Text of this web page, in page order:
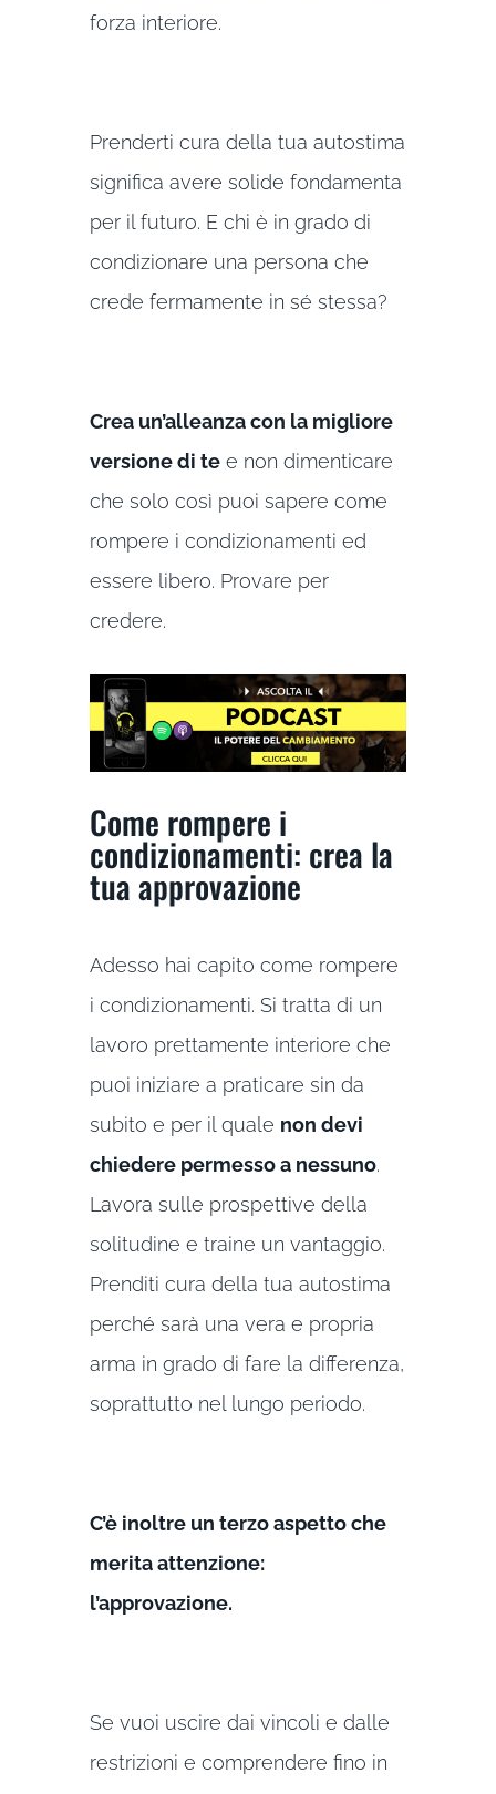
forza interiore.
Prenderti cura della tua autostima
significa avere solide fondamenta
per il futuro. E chi è in grado di
condizionare una persona che
crede fermamente in sé stessa?
Crea un’alleanza con la migliore
versione di tee non dimenticare
che solo così puoi sapere come
rompere i condizionamenti ed
essere libero. Provare per
credere.
Come rompere i
condizionamenti: crea la
tua approvazione
Adesso hai capito come rompere
i condizionamenti. Si tratta di un
lavoro prettamente interiore che
puoi iniziare a praticare sin da
subito e per il quale non devi
chiedere permesso a nessuno.
Lavora sulle prospettive della
solitudine e traine un vantaggio.
Prenditi cura della tua autostima
perché sarà una vera e propria
arma in grado di fare la differenza,
soprattutto nel lungo periodo.
C’è inoltre un terzo aspetto che
merita attenzione:
l’approvazione.
Se vuoi uscire dai vincoli e dalle
restrizioni e comprendere fino in